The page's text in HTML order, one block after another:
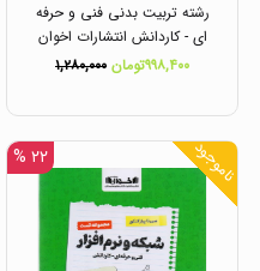
رشته تربیت بدنی فنی و حرفه
ای - کاردانش انتشارات اخوان
۹۹۸,۴۰۰تومان
۱,۲۸۰,۰۰۰
ناموجود ۲۲ %